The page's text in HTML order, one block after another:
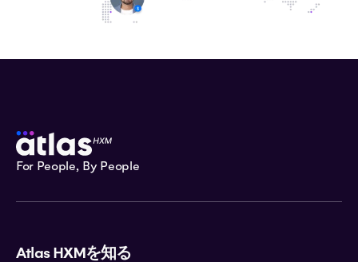
ベリーズ
ボスニア・ヘルツェゴビナ
ボツワナ
For People, By People
Atlas HXMを知る